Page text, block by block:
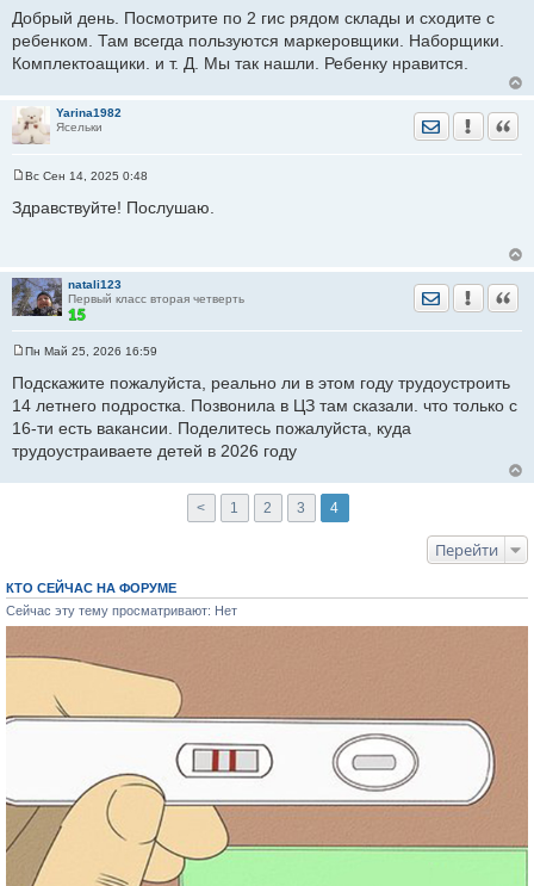
о
б
е
и
е
Добрый день. Посмотрите по 2 гис рядом склады и сходите с
ребенком. Там всегда пользуются маркеровщики. Наборщики.
Комплектоащики. и т. Д. Мы так нашли. Ребенку нравится.
Yarina1982
Ясельки
Отправить
о
н
и
е
Вс Сен 14, 2025 0:48
Здравствуйте! Послушаю.
natali123
Первый класс вторая четверть
Отправить
о
б
щ
е
н
и
Пн Май 25, 2026 16:59
Подскажите пожалуйста, реально ли в этом году трудоустроить
14 летнего подростка. Позвонила в ЦЗ там сказали. что только с
16-ти есть вакансии. Поделитесь пожалуйста, куда
трудоустраиваете детей в 2026 году
< 1 2 3 4
Перейти
КТО СЕЙЧАС НА ФОРУМЕ
Сейчас эту тему просматривают: Нет